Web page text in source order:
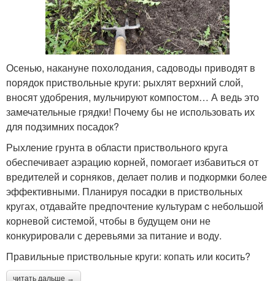
Осенью, накануне похолодания, садоводы приводят в
порядок приствольные круги: рыхлят верхний слой,
вносят удобрения, мульчируют компостом… А ведь это
замечательные грядки! Почему бы не использовать их
для подзимних посадок?
Рыхление грунта в области приствольного круга
обеспечивает аэрацию корней, помогает избавиться от
вредителей и сорняков, делает полив и подкормки более
эффективными. Планируя посадки в приствольных
кругах, отдавайте предпочтение культурам c небольшой
корневой системой, чтобы в будущем они не
конкурировали с деревьями за питание и воду.
Правильные приствольные круги: копать или косить?
читать дальше →